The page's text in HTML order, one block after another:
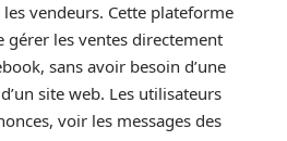
vendeurs. Cette plateforme
gérer les ventes directement
sans avoir besoin d’une
site web. Les utilisateurs
voir les messages des